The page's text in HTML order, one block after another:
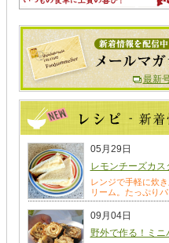
最新
05月29日
レモンチーズカス
レンジで手軽に炊
リーム。たっぷりパ
09月04日
野外で作る！ミニ